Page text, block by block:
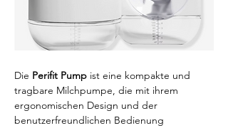
Die Perifit Pump ist eine kompakte und
tragbare Milchpumpe, die mit ihrem
ergonomischen Design und der
benutzerfreundlichen Bedienung